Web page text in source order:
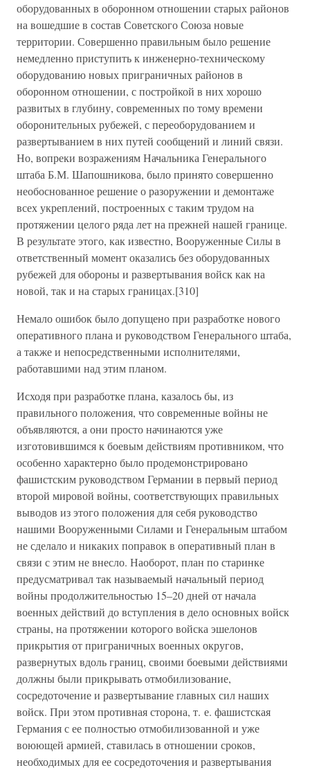
оборудованных в оборонном отношении старых районов
на вошедшие в состав Советского Союза новые
территории. Совершенно правильным было решение
немедленно приступить к инженерно-техническому
оборудованию новых приграничных районов в
оборонном отношении, с постройкой в них хорошо
развитых в глубину, современных по тому времени
оборонительных рубежей, с переоборудованием и
развертыванием в них путей сообщений и линий связи.
Но, вопреки возражениям Начальника Генерального
штаба Б.М. Шапошникова, было принято совершенно
необоснованное решение о разоружении и демонтаже
всех укреплений, построенных с таким трудом на
протяжении целого ряда лет на прежней нашей границе.
В результате этого, как известно, Вооруженные Силы в
ответственный момент оказались без оборудованных
рубежей для обороны и развертывания войск как на
новой, так и на старых границах.[310]
Немало ошибок было допущено при разработке нового
оперативного плана и руководством Генерального штаба,
а также и непосредственными исполнителями,
работавшими над этим планом.
Исходя при разработке плана, казалось бы, из
правильного положения, что современные войны не
объявляются, а они просто начинаются уже
изготовившимся к боевым действиям противником, что
особенно характерно было продемонстрировано
фашистским руководством Германии в первый период
второй мировой войны, соответствующих правильных
выводов из этого положения для себя руководство
нашими Вооруженными Силами и Генеральным штабом
не сделало и никаких поправок в оперативный план в
связи с этим не внесло. Наоборот, план по старинке
предусматривал так называемый начальный период
войны продолжительностью 15–20 дней от начала
военных действий до вступления в дело основных войск
страны, на протяжении которого войска эшелонов
прикрытия от приграничных военных округов,
развернутых вдоль границ, своими боевыми действиями
должны были прикрывать отмобилизование,
сосредоточение и развертывание главных сил наших
войск. При этом противная сторона, т. е. фашистская
Германия с ее полностью отмобилизованной и уже
воюющей армией, ставилась в отношении сроков,
необходимых для ее сосредоточения и развертывания